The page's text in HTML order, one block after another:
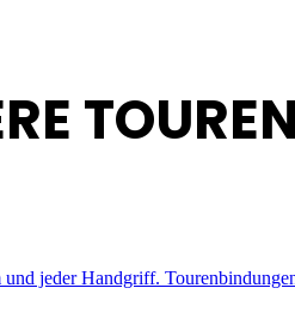
jeder Handgriff.